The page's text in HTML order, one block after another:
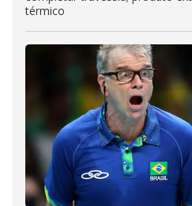
térmico